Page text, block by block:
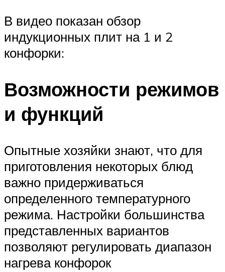
В видео показан обзор
индукционных плит на 1 и 2
конфорки:
Возможности режимов
и функций
Опытные хозяйки знают, что для
приготовления некоторых блюд
важно придерживаться
определенного температурного
режима. Настройки большинства
представленных вариантов
позволяют регулировать диапазон
нагрева конфорок